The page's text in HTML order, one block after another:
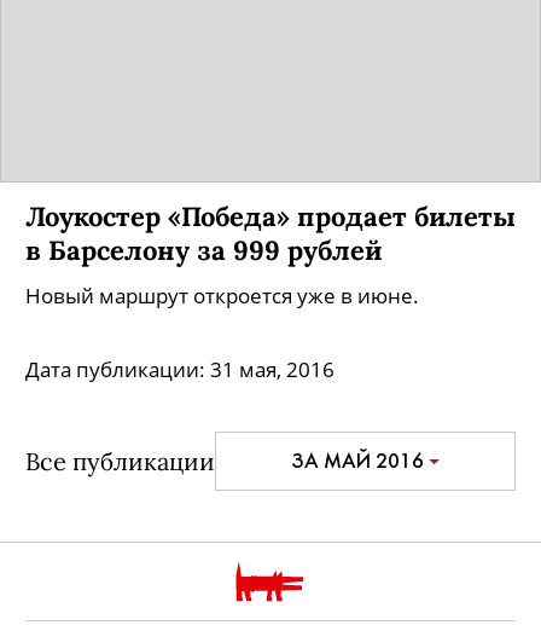
Лоукостер «Победа» продает билеты
в Барселону за 999 рублей
Новый маршрут откроется уже в июне.
Дата публикации: 31 мая, 2016
Все публикации ЗА МАЙ 2016